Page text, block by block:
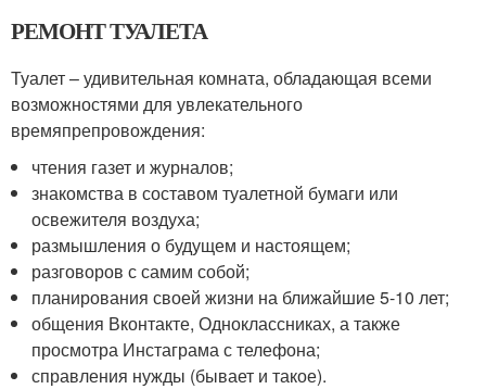
РЕМОНТ ТУАЛЕТА
Туалет – удивительная комната, обладающая всеми
возможностями для увлекательного
времяпрепровождения:
чтения газет и журналов;
знакомства в составом туалетной бумаги или
освежителя воздуха;
размышления о будущем и настоящем;
разговоров с самим собой;
планирования своей жизни на ближайшие 5-10 лет;
общения Вконтакте, Одноклассниках, а также
просмотра Инстаграма с телефона;
справления нужды (бывает и такое).